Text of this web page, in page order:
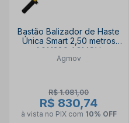
Bastão Balizador de Haste
Única Smart 2,50 metros
1.01.1380 AGMOV
Agmov
R$ 1.081,00
R$ 830,74
à vista no PIX com 10% OFF